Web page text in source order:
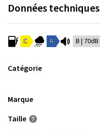
Données techniques
C A B | 70dB
Catégorie
Marque
Taille